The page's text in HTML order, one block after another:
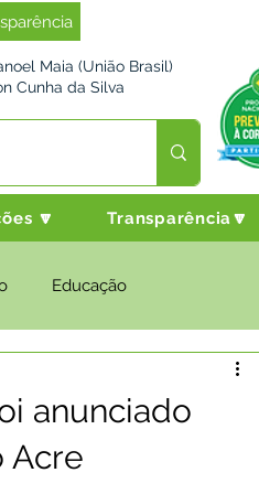
Maia (União Brasil)
Cunha da Silva
🔽 Transparência🔽
Educação
Desporto Cultura e Lazer
Nota de Pesar
anunciado
Acre